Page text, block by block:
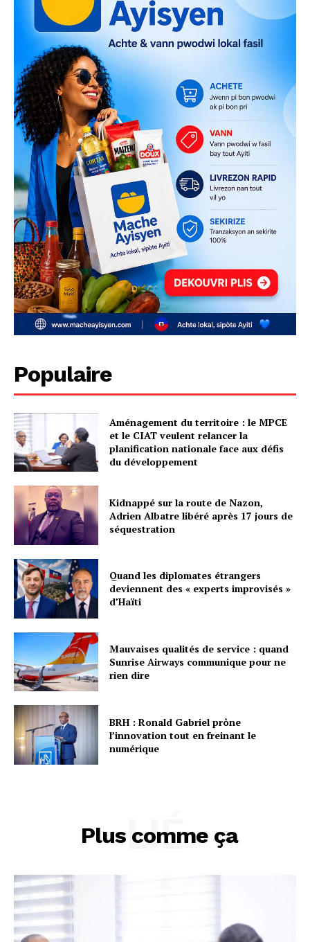
Populaire
Aménagement du territoire : le MPCE
et le CIAT veulent relancer la
planification nationale face aux défis
du développement
Kidnappé sur la route de Nazon,
Adrien Albatre libéré après 17 jours de
séquestration
Quand les diplomates étrangers
deviennent des « experts improvisés »
d’Haïti
Mauvaises qualités de service : quand
Sunrise Airways communique pour ne
rien dire
BRH : Ronald Gabriel prône
l’innovation tout en freinant le
numérique
Plus comme ça
LIÉ